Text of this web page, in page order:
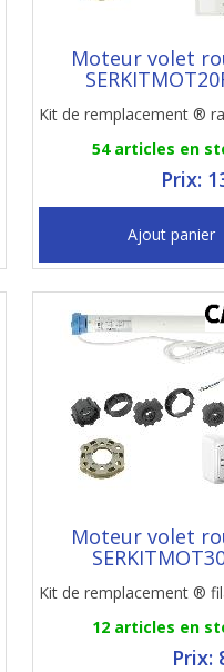
Moteur volet
Kit de remplacement ®
54 articles en
Prix:
Ajout panier
Moteur volet
Kit de remplacement ®
12 articles en
Prix: